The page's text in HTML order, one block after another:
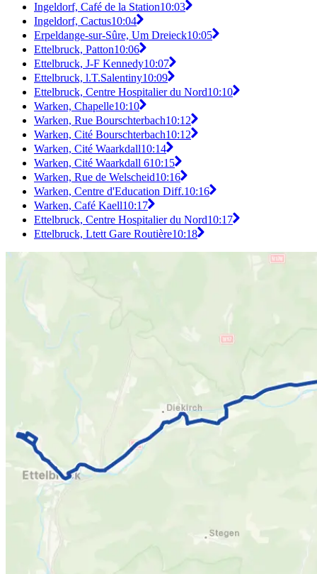
Ingeldorf, Café de la Station10:03
Ingeldorf, Cactus10:04
Erpeldange-sur-Sûre, Um Dreieck10:05
Ettelbruck, Patton10:06
Ettelbruck, J-F Kennedy10:07
Ettelbruck, l.T.Salentiny10:09
Ettelbruck, Centre Hospitalier du Nord10:10
Warken, Chapelle10:10
Warken, Rue Bourschterbach10:12
Warken, Cité Bourschterbach10:12
Warken, Cité Waarkdall10:14
Warken, Cité Waarkdall 610:15
Warken, Rue de Welscheid10:16
Warken, Centre d'Education Diff.10:16
Warken, Café Kaell10:17
Ettelbruck, Centre Hospitalier du Nord10:17
Ettelbruck, Ltett Gare Routière10:18